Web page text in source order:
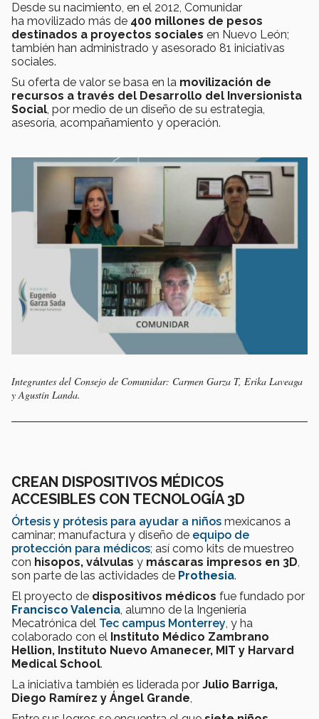
Desde su nacimiento, en el 2012, Comunidar
ha movilizado más de 400 millones de pesos
destinados a proyectos sociales en Nuevo León;
también han administrado y asesorado 81 iniciativas
sociales.
Su oferta de valor se basa en la movilización de
recursos a través del Desarrollo del Inversionista
Social, por medio de un diseño de su estrategia,
asesoría, acompañamiento y operación.
Integrantes del Consejo de Comunidar: Carmen Garza T, Erika Laveaga
y Agustín Landa.
CREAN DISPOSITIVOS MÉDICOS
ACCESIBLES CON TECNOLOGÍA 3D
Órtesis y prótesis para ayudar a niños mexicanos a
caminar; manufactura y diseño de equipo de
protección para médicos; así como kits de muestreo
con hisopos, válvulas y máscaras impresos en 3D,
son parte de las actividades de Prothesia.
El proyecto de dispositivos médicos fue fundado por
Francisco Valencia, alumno de la Ingeniería
Mecatrónica del Tec campus Monterrey, y ha
colaborado con el Instituto Médico Zambrano
Hellion, Instituto Nuevo Amanecer, MIT y Harvard
Medical School.
La iniciativa también es liderada por Julio Barriga,
Diego Ramírez y Ángel Grande,